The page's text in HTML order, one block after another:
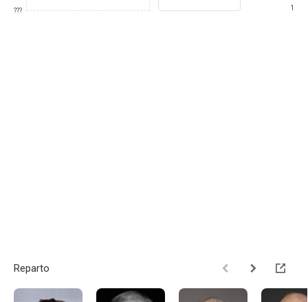
???
1
Reparto